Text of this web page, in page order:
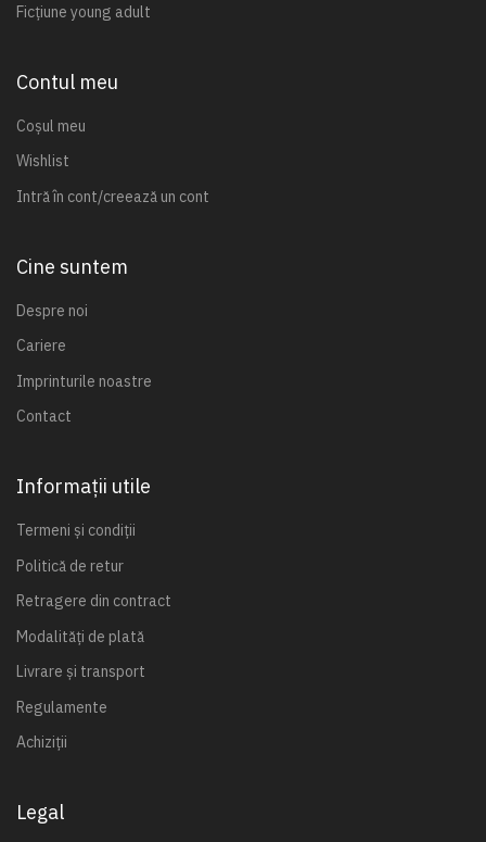
Ficțiune young adult
Contul meu
Coșul meu
Wishlist
Intră în cont/creează un cont
Cine suntem
Despre noi
Cariere
Imprinturile noastre
Contact
Informații utile
Termeni și condiții
Politică de retur
Retragere din contract
Modalități de plată
Livrare și transport
Regulamente
Achiziții
Legal